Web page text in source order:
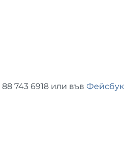
88 743 6918 или във Фейсбук